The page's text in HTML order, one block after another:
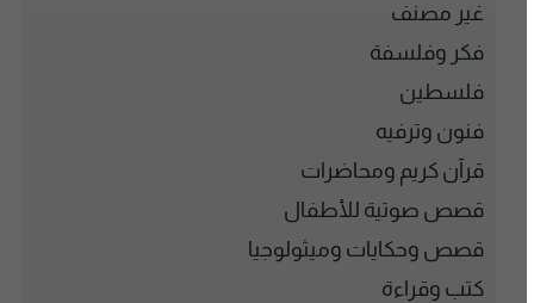
غير مصنف
فكر وفلسفة
فلسطين
فنون وترفيه
قرآن كريم ومحاضرات
قصص صوتية للأطفال
قصص وحكايات وميثولوجيا
كتب وقراءة